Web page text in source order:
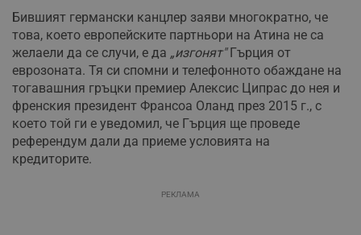
Бившият германски канцлер заяви многократно, че
това, което европейските партньори на Атина не са
желаели да се случи, е да „изгонят"Гърция от
еврозоната. Тя си спомни и телефонното обаждане на
тогавашния гръцки премиер Алексис Ципрас до нея и
френския президент Франсоа Оланд през 2015 г., с
което той ги е уведомил, че Гърция ще проведе
референдум дали да приеме условията на
кредиторите.
РЕКЛАМА